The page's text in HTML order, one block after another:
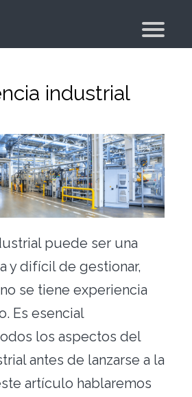
vivienda
y de colaboradores
PFMD Oficial
industrial
puede ser una
y difícil de gestionar,
se tiene experiencia
Es esencial
los aspectos del
antes de lanzarse a la
artículo hablaremos